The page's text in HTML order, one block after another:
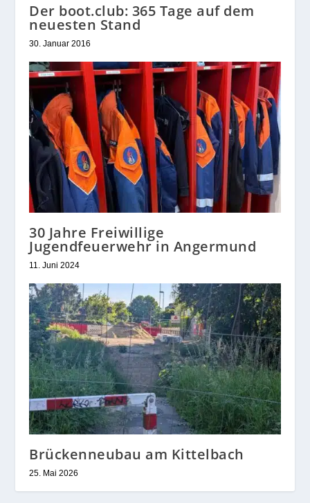
Der boot.club: 365 Tage auf dem
neuesten Stand
30. Januar 2016
30 Jahre Freiwillige
Jugendfeuerwehr in Angermund
11. Juni 2024
Brückenneubau am Kittelbach
25. Mai 2026